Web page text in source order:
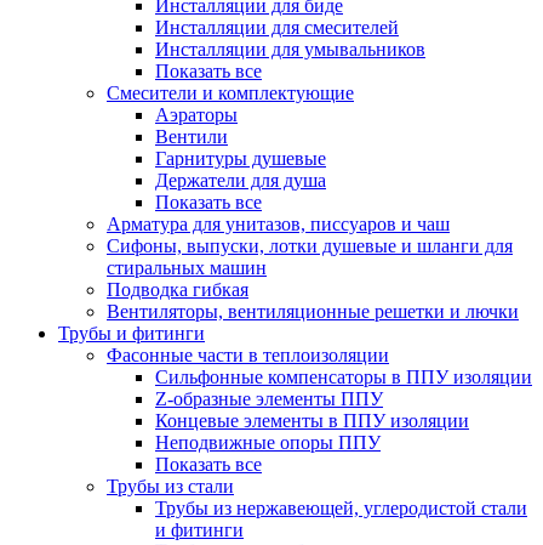
Инсталляции для биде
Инсталляции для смесителей
Инсталляции для умывальников
Показать все
Смесители и комплектующие
Аэраторы
Вентили
Гарнитуры душевые
Держатели для душа
Показать все
Арматура для унитазов, писсуаров и чаш
Сифоны, выпуски, лотки душевые и шланги для
стиральных машин
Подводка гибкая
Вентиляторы, вентиляционные решетки и лючки
Трубы и фитинги
Фасонные части в теплоизоляции
Cильфонные компенсаторы в ППУ изоляции
Z-образные элементы ППУ
Концевые элементы в ППУ изоляции
Неподвижные опоры ППУ
Показать все
Трубы из стали
Трубы из нержавеющей, углеродистой стали
и фитинги